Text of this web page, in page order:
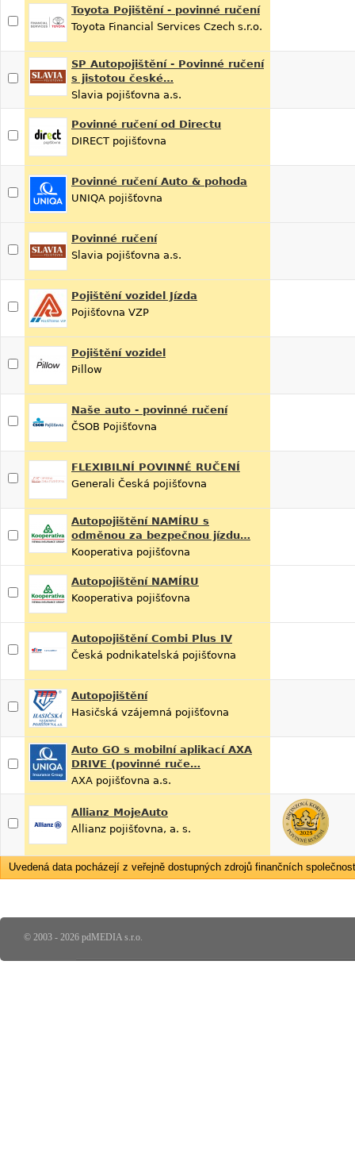
Toyota Pojištění - povinné ručení
Toyota Financial Services Czech s.r.o.
SP Autopojištění - Povinné ručení
s jistotou české…
Slavia pojišťovna a.s.
Povinné ručení od Directu
DIRECT pojišťovna
Povinné ručení Auto & pohoda
UNIQA pojišťovna
Povinné ručení
Slavia pojišťovna a.s.
Pojištění vozidel Jízda
Pojišťovna VZP
Pojištění vozidel
Pillow
Naše auto - povinné ručení
ČSOB Pojišťovna
FLEXIBILNÍ POVINNÉ RUČENÍ
Generali Česká pojišťovna
Autopojištění NAMÍRU s
odměnou za bezpečnou jízdu…
Kooperativa pojišťovna
Autopojištění NAMÍRU
Kooperativa pojišťovna
Autopojištění Combi Plus IV
Česká podnikatelská pojišťovna
Autopojištění
Hasičská vzájemná pojišťovna
Auto GO s mobilní aplikací AXA
DRIVE (povinné ruče…
AXA pojišťovna a.s.
Allianz MojeAuto
Allianz pojišťovna, a. s.
Uvedená data pocházejí z veřejně dostupných zdrojů finančních
© 2003 - 2026 pdMEDIA s.r.o.